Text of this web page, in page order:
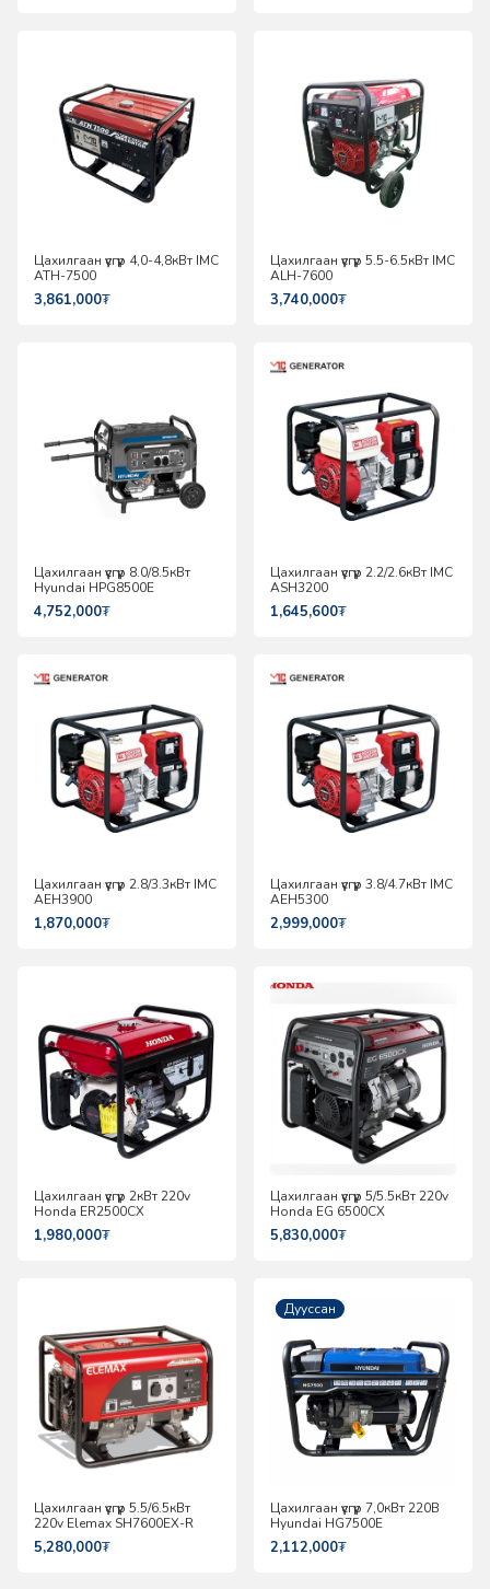
Цахилгаан үүсгүүр 4,0-4,8кВт IMC
ATH-7500
3,861,000₮
Цахилгаан үүсгүүр 5.5-6.5кВт IMC
ALH-7600
3,740,000₮
Цахилгаан үүсгүүр 8.0/8.5кВт
Hyundai HPG8500E
4,752,000₮
Цахилгаан үүсгүүр 2.2/2.6кВт IMC
ASH3200
1,645,600₮
Цахилгаан үүсгүүр 2.8/3.3кВт IMC
AEH3900
1,870,000₮
Цахилгаан үүсгүүр 3.8/4.7кВт IMC
AEH5300
2,999,000₮
Цахилгаан үүсгүүр 2кВт 220v
Honda ER2500CX
1,980,000₮
Цахилгаан үүсгүүр 5/5.5кВт 220v
Honda EG 6500CX
5,830,000₮
Цахилгаан үүсгүүр 5.5/6.5кВт
220v Elemax SH7600EX-R
5,280,000₮
Шинэ
Дууссан
Цахилгаан үүсгүүр 7,0кВт 220В
Hyundai HG7500E
2,112,000₮